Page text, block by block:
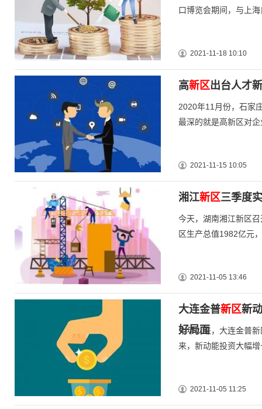
口博览会期间，与上
2021-11-18 10:10
高新区出台人才
2020年11月份，石家
最深的就是高新区对
2021-11-15 10:05
湘江新区三季度
今天，湖南湘江新区
区生产总值1982亿元
2021-11-05 13:46
大连金普新区新
好局面
今年以来，大连金普
来，新动能投资大幅
2021-11-05 11:25